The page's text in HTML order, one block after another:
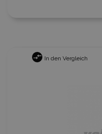
In den Vergleich